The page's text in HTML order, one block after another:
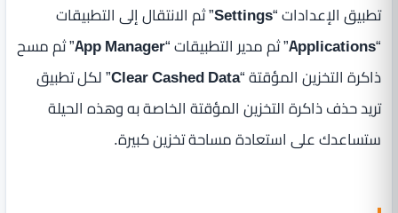
تطبيق الإعدادات “Settings” ثم الانتقال إلى التطبيقات
“
Applications” ثم مدير التطبيقات “App Manager” ثم مسح
ذاكرة التخزين المؤقتة “Clear Cashed Data” لكل تطبيق
تريد حذف ذاكرة التخزين المؤقتة الخاصة به وهذه الحيلة
ستساعدك على استعادة مساحة تخزين كبيرة.